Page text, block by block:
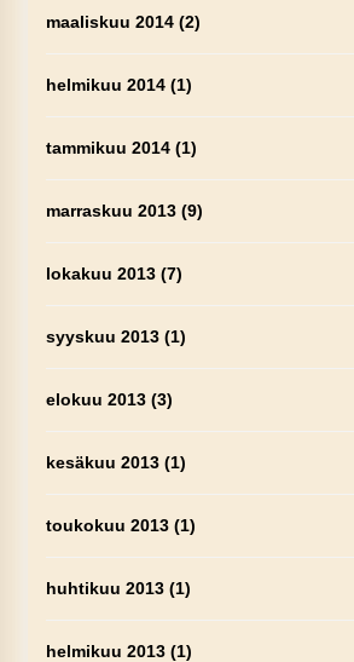
maaliskuu 2014(2)
helmikuu 2014(1)
tammikuu 2014(1)
marraskuu 2013(9)
lokakuu 2013(7)
syyskuu 2013(1)
elokuu 2013(3)
kesäkuu 2013(1)
toukokuu 2013(1)
huhtikuu 2013(1)
helmikuu 2013(1)